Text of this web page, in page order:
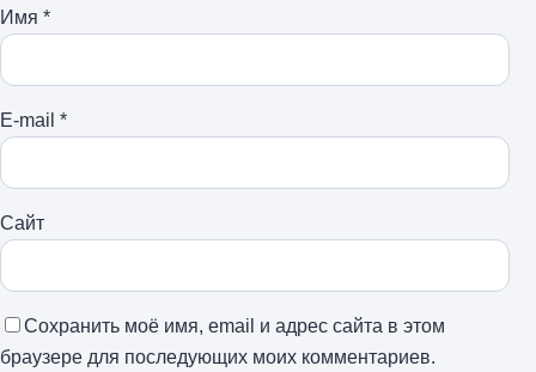
Имя *
E-mail *
Сайт
Сохранить моё имя, email и адрес сайта в этом
браузере для последующих моих комментариев.